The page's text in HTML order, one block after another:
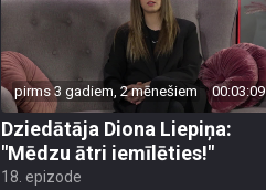
pirms 3 gadiem, 2 mēnešiem 00:03:09
Dziedātāja Diona Liepiņa:
"Mēdzu ātri iemīlēties!"
18. epizode